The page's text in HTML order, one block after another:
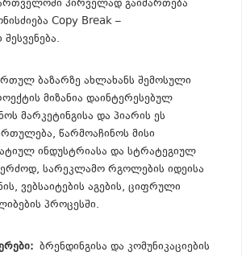
პირველად გაიმართება
Copy Break –
ბაზარზე ახლახანს შემოსული
მიზანია დაინტერესებულ
მარკეტინგისა და პიარის ეს
წარმოაჩინოს მისი
ინდუსტრიასა და სტრატეგიულ
სარეკლამო რგოლების იდეისა
ვებსაიტების აგების, ციფრული
პროცესში.
ბრენდინგისა და კომუნიკაციების